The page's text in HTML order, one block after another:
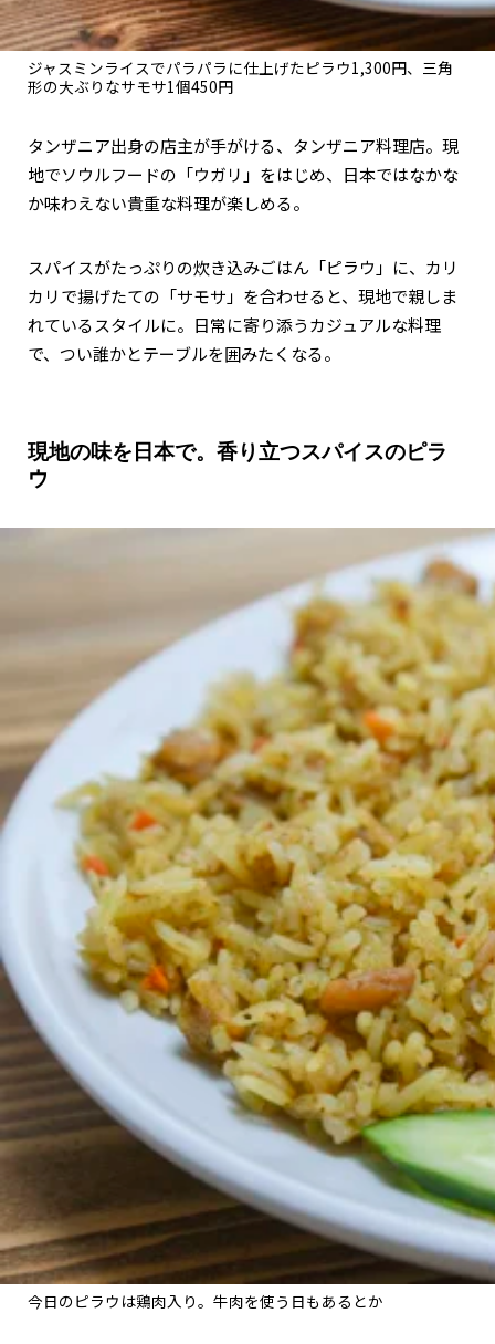
ジャスミンライスでパラパラに仕上げたピラウ1,300円、三角
形の大ぶりなサモサ1個450円
タンザニア出身の店主が手がける、タンザニア料理店。現
地でソウルフードの「ウガリ」をはじめ、日本ではなかな
か味わえない貴重な料理が楽しめる。
スパイスがたっぷりの炊き込みごはん「ピラウ」に、カリ
カリで揚げたての「サモサ」を合わせると、現地で親しま
れているスタイルに。日常に寄り添うカジュアルな料理
で、つい誰かとテーブルを囲みたくなる。
現地の味を日本で。香り立つスパイスのピラ
ウ
今日のピラウは鶏肉入り。牛肉を使う日もあるとか